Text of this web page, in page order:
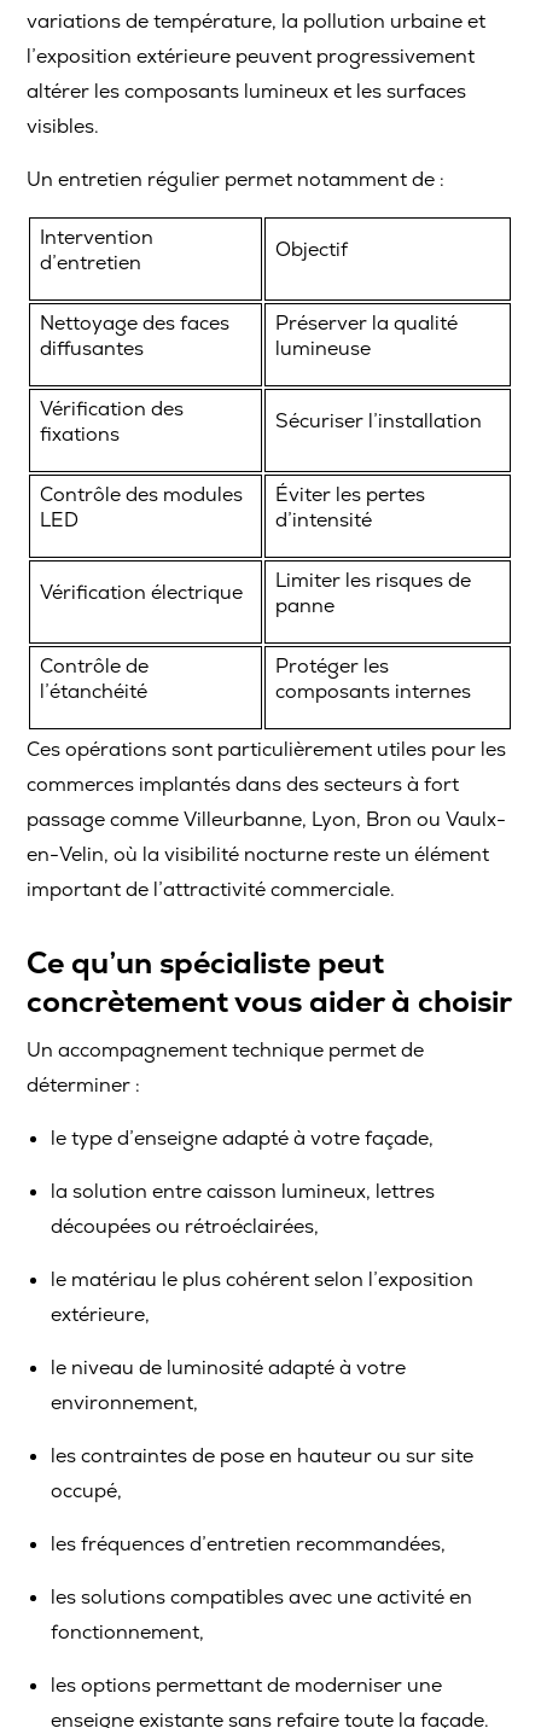
variations de température, la pollution urbaine et
l’exposition extérieure peuvent progressivement
altérer les composants lumineux et les surfaces
visibles.
Un entretien régulier permet notamment de :
Intervention
d’entretien
Objectif
Nettoyage des faces
diffusantes
Préserver la qualité
lumineuse
Vérification des
fixations
Sécuriser l’installation
Contrôle des modules
LED
Éviter les pertes
d’intensité
Vérification électrique
Limiter les risques de
panne
Contrôle de
l’étanchéité
Protéger les
composants internes
Ces opérations sont particulièrement utiles pour les
commerces implantés dans des secteurs à fort
passage comme Villeurbanne, Lyon, Bron ou Vaulx-
en-Velin, où la visibilité nocturne reste un élément
important de l’attractivité commerciale.
Ce qu’un spécialiste peut
concrètement vous aider à choisir
Un accompagnement technique permet de
déterminer :
le type d’enseigne adapté à votre façade,
la solution entre caisson lumineux, lettres
découpées ou rétroéclairées,
le matériau le plus cohérent selon l’exposition
extérieure,
le niveau de luminosité adapté à votre
environnement,
les contraintes de pose en hauteur ou sur site
occupé,
les fréquences d’entretien recommandées,
les solutions compatibles avec une activité en
fonctionnement,
les options permettant de moderniser une
enseigne existante sans refaire toute la façade.